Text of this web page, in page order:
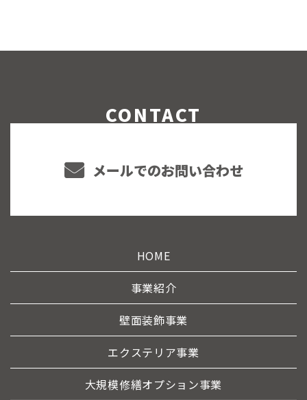
CONTACT
メールでのお問い合わせ
HOME
事業紹介
壁面装飾事業
エクステリア事業
大規模修繕オプション事業